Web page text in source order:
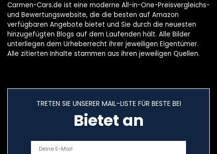
Carmen-Cars.de ist eine moderne All-in-One-Preisvergleichs-
und Bewertungswebsite, die die besten auf Amazon
verfügbaren Angebote bietet und Sie durch die neuesten
hinzugefügten Blogs auf dem Laufenden hält. Alle Bilder
unterliegen dem Urheberrecht ihrer jeweiligen Eigentümer.
Alle zitierten Inhalte stammen aus ihren jeweiligen Quellen.
TRETEN SIE UNSERER MAIL-LISTE FÜR BESTE BEI
Bietet an